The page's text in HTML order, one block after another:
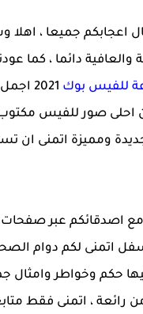
اعجابكم جميعا ،
والعافية دائما ، كما
للفيس بوك
2021
من احلى صور للفيس
ومميزة اتمنى ان
مع اصدقائكم عبر
لكم دوام
حكم وخواطر وامثال
رائعة ، اتمنى فقط